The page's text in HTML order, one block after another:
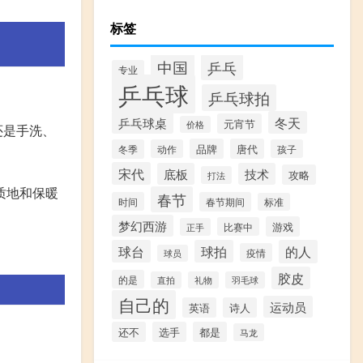
手洗、
地和保暖
标签
专业 中国 乒乓
乒乓球 乒乓球拍
乒乓球桌 价格 元宵节 冬天
冬季 动作 品牌 唐代 孩子
宋代 底板 打法 技术 攻略
时间 春节 春节期间 标准
梦幻西游 正手 比赛中 游戏
球台 球员 球拍 疫情 的人
的是 直拍 礼物 羽毛球 胶皮
自己的 英语 诗人 运动员
还不 选手 都是 马龙